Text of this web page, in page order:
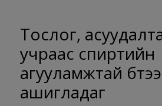
Тослог,
учраас спиртийн
агууламжтай
ашигладаг